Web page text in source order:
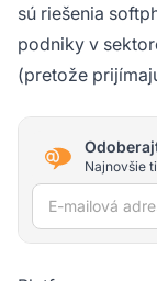
sú riešenia
podniky v
(pretože
Najnovšie
E-mailová